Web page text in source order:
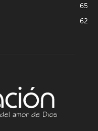
65
62